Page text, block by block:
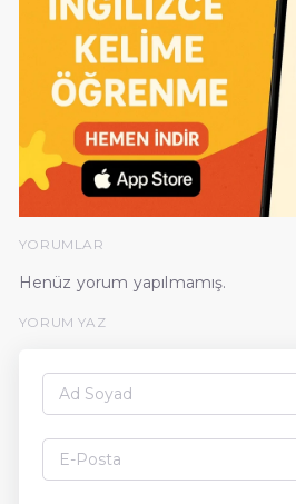
YORUMLAR
Henüz yorum yapılmamış.
YORUM YAZ